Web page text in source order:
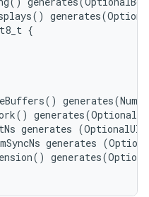
{
generates
generates